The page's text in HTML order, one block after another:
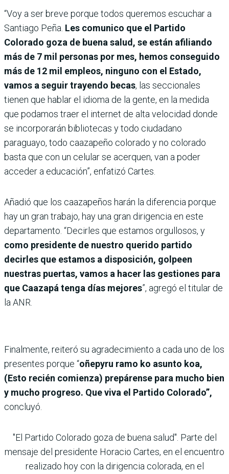
“Voy a ser breve porque todos queremos escuchar a
Santiago Peña. Les comunico que el Partido
Colorado goza de buena salud, se están afiliando
más de 7 mil personas por mes, hemos conseguido
más de 12 mil empleos, ninguno con el Estado,
vamos a seguir trayendo becas, las seccionales
tienen que hablar el idioma de la gente, en la medida
que podamos traer el internet de alta velocidad donde
se incorporarán bibliotecas y todo ciudadano
paraguayo, todo caazapeño colorado y no colorado
basta que con un celular se acerquen, van a poder
acceder a educación”, enfatizó Cartes.
Añadió que los caazapeños harán la diferencia porque
hay un gran trabajo, hay una gran dirigencia en este
departamento. “Decirles que estamos orgullosos, y
como presidente de nuestro querido partido
decirles que estamos a disposición, golpeen
nuestras puertas, vamos a hacer las gestiones para
que Caazapá tenga días mejores”, agregó el titular de
la ANR.
Finalmente, reiteró su agradecimiento a cada uno de los
presentes porque “oñepyru ramo ko asunto koa,
(Esto recién comienza) prepárense para mucho bien
y mucho progreso. Que viva el Partido Colorado”,
concluyó.
"El Partido Colorado goza de buena salud". Parte del
mensaje del presidente Horacio Cartes, en el encuentro
realizado hoy con la dirigencia colorada, en el